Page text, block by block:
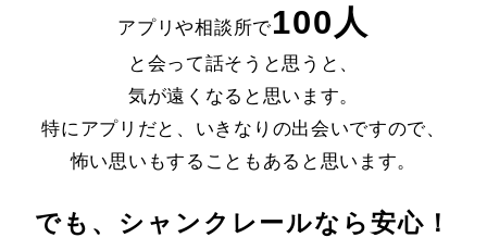
アプリや相談所で100人
と会って話そうと思うと、
気が遠くなると思います。
特にアプリだと、いきなりの出会いですので、
怖い思いもすることもあると思います。
でも、シャンクレールなら安心！